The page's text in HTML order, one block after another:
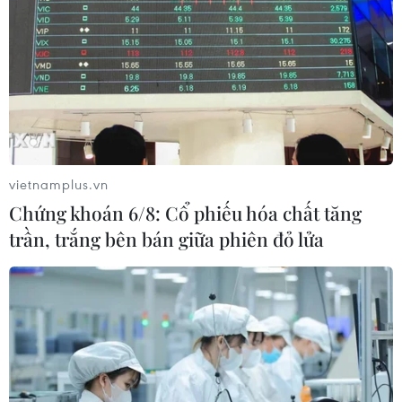
mặt tại Chi nhánh ngân hàng Vietcombank tại
664 Sư Vạn Hạnh, quận 10. Thành phố Hồ Chí
Minh để làm đơn tra soát theo hướng dẫn của
tổng đài viên.
Trong buổi làm việc trực tiếp tại ngân hàng,
giao dịch viên cho biết chị T. cần chờ trong
khoảng 3 tháng hoặc có thể sớm hơn để ngân
hàng tra soát lại cùng với Google về các khoản
giao dịch trên. Sau khi có kết quả tra soát, chị T.
cần tới ngân hàng để tiếp tục làm việc.
Đây không phải lần đầu tiên chị T. bị mất tiền
trong tài khoản Vietcombank. Trước đó, hồi
tháng 5/2017, chị T. đã bị mất hơn 13 triệu đồng
từ thẻ tín dụng Visa Vietcombank, cũng với
những giao dịch bất thường vào đêm khuya như
vietnamplus.vn
Chứng khoán 6/8: Cổ phiếu hóa chất tăng
trần, trắng bên bán giữa phiên đỏ lửa